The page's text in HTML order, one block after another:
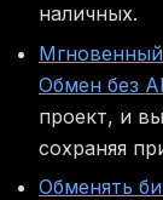
наличных.
Обмен без
проект, и
сохраняя
Обменять